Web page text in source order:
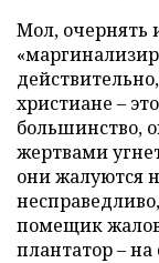
Мол, очернять
христиане –
большинство,
жертвами
они жалуются
помещик
плантатор –